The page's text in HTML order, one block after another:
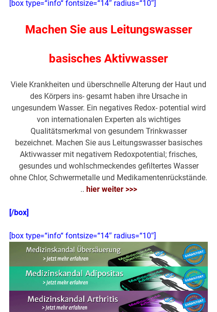
[box type=“info“ fontsize=“14″ radius=“10″]
Machen Sie aus Leitungswasser
basisches Aktivwasser
Viele Krankheiten und überschnelle Alterung der Haut und
des Körpers ins- gesamt haben ihre Ursache in
ungesundem Wasser. Ein negatives Redox- potential wird
von internationalen Experten als wichtiges
Qualitätsmerkmal von gesundem Trinkwasser
bezeichnet. Machen Sie aus Leitungswasser basisches
Aktivwasser mit negativem Redoxpotential; frisches,
gesundes und wohlschmeckendes gefiltertes Wasser
ohne Chlor, Schwermetalle und Medikamentenrückstände.
.. hier weiter >>>
[/box]
[box type=“info“ fontsize=“14″ radius=“10″]